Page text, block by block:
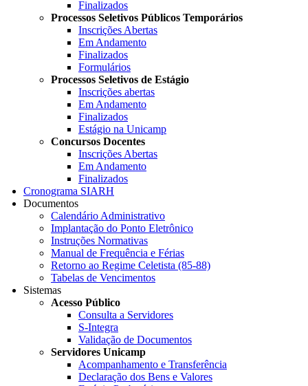
Finalizados
Processos Seletivos Públicos Temporários
Inscrições Abertas
Em Andamento
Finalizados
Formulários
Processos Seletivos de Estágio
Inscrições abertas
Em Andamento
Finalizados
Estágio na Unicamp
Concursos Docentes
Inscrições Abertas
Em Andamento
Finalizados
Cronograma SIARH
Documentos
Calendário Administrativo
Implantação do Ponto Eletrônico
Instruções Normativas
Manual de Frequência e Férias
Retorno ao Regime Celetista (85-88)
Tabelas de Vencimentos
Sistemas
Acesso Público
Consulta a Servidores
S-Integra
Validação de Documentos
Servidores Unicamp
Acompanhamento e Transferência
Declaração dos Bens e Valores